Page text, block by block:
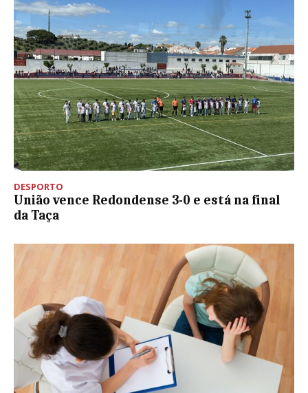
DESPORTO
União vence Redondense 3-0 e está na final
da Taça